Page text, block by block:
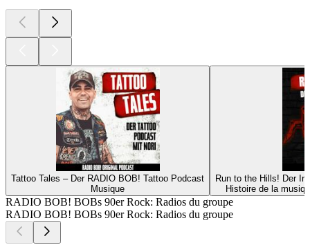
Tattoo Tales – Der RADIO BOB! Tattoo Podcast
Musique
Run to the Hills! Der
Histoire de la
RADIO BOB! BOBs 90er Rock: Radios du groupe
RADIO BOB! BOBs 90er Rock: Radios du groupe